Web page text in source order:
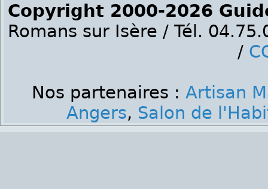
Copyright 2000-2026
Romans sur Isère / Tél.
/
Nos partenaires : Artisan
Angers, Salon de